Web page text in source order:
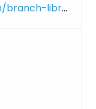
https://library.gov.mo/en/branch-libraries/public-library/macao/hotung